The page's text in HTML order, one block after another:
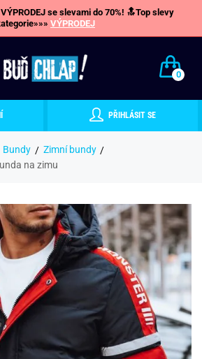
se slevami do 70%! 🔝Top slevy
VÝPRODEJ
0
PŘIHLÁSIT SE
Bundy
Zimní bundy
na zimu